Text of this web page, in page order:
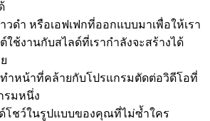
วดำ หรือเอฟเฟกที่ออกแบบมาเพื่อให้เรา
ใช้งานกับสไลด์ที่เรากำลังจะสร้างได้
ำหน้าที่คล้ายกับโปรแกรมตัดต่อวิดีโอที่
รมหนึ่ง
โชว์ในรูปแบบของคุณที่ไม่ซ้ำใคร